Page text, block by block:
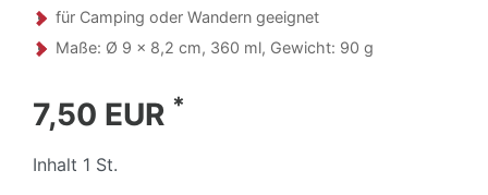
für Camping oder Wandern geeignet
Maße: Ø 9 x 8,2 cm, 360 ml, Gewicht: 90 g
7,50 EUR *
Inhalt 1 St.